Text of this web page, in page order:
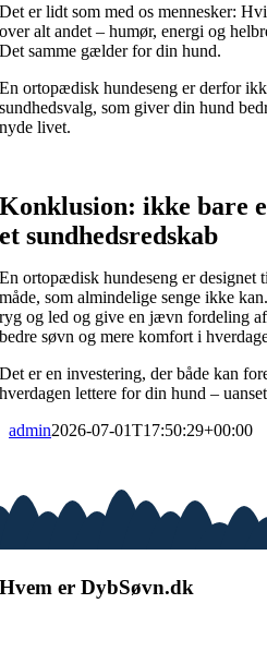
Det er lidt som med os mennesker:
over alt andet – humør, energi og
Det samme gælder for din hund.
En ortopædisk hundeseng er derfor
sundhedsvalg, som giver din hund
nyde livet.
Konklusion: ikke bare
et sundhedsredskab
En ortopædisk hundeseng er designet
måde, som almindelige senge ikke
ryg og led og give en jævn fordeling
bedre søvn og mere komfort i
Det er en investering, der både kan
hverdagen lettere for din hund –
admin2026-07-01T17:50:29+00:00
Hvem er DybSøvn.dk